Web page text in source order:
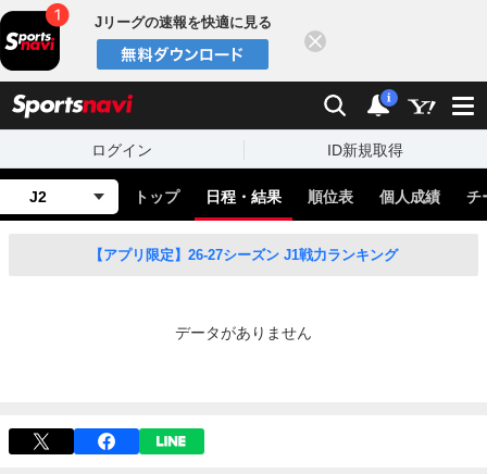
Jリーグの速報を快適に見る
検索 通知
i
ログイン ID新規取得
J2 トップ 日程・結果 順位表 個人成績 チ
【アプリ限定】26-27シーズン J1戦力ランキング
データがありません